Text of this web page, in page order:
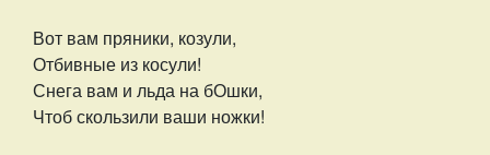
Вот вам пряники, козули,
Отбивные из косули!
Снега вам и льда на бОшки,
Чтоб скользили ваши ножки!